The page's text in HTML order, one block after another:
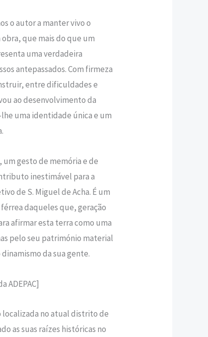
o autor a manter vivo o
que mais do que um
uma verdadeira
antepassados. Com firmeza
entre dificuldades e
ao desenvolvimento da
uma identidade única e um
gesto de memória e de
inestimável para a
de S. Miguel de Acha. É um
daqueles que, geração
afirmar esta terra como uma
pelo seu património material
da sua gente.
ADEPAC]
localizada no atual distrito de
as suas raízes históricas no